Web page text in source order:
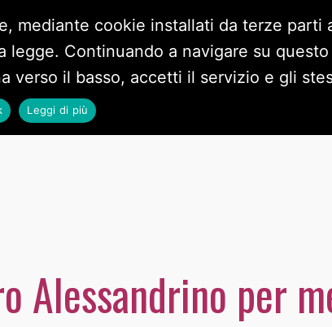
COOKIE POLICY
Alessandrino per
mediante cookie installati da terze parti
Continuando a navigare su
verso il basso, accetti il servizio e gli
Leggi di più